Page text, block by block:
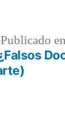
Publicado en